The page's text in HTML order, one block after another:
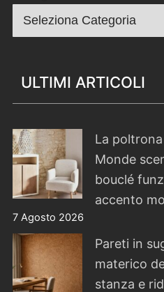
ULTIMI ARTICOLI
La
Monde
bouclé
accento
7 Agosto 2026
Pareti in
materico
stanza e